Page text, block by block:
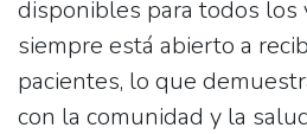
disponibles para todos los
siempre está abierto a
pacientes, lo que
con la comunidad y la